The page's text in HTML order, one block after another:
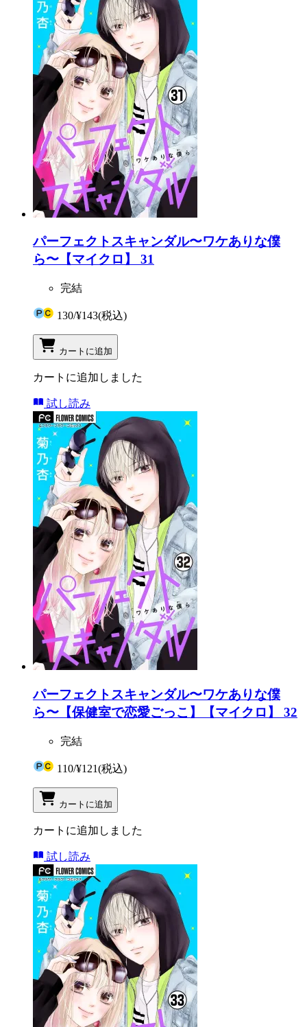
パーフェクトスキャンダル〜ワケありな僕
ら〜【マイクロ】 31
完結
130/¥143(税込)
カートに追加
カートに追加しました
試し読み
パーフェクトスキャンダル〜ワケありな僕
ら〜【保健室で恋愛ごっこ】【マイクロ】 32
完結
110/¥121(税込)
カートに追加
カートに追加しました
試し読み